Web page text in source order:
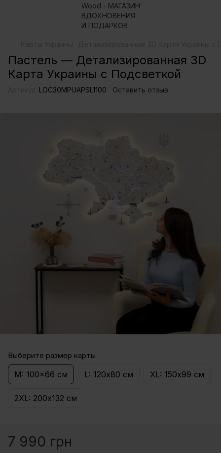
Пастель — Детализированная 3D
Карта Украины с Подсветкой
LOС30MPUAPSL1100 Оставить отзыв
Выберите размер карты
M: 100x66 см L: 120х80 см XL: 150х99 см
2XL: 200х132 см
7 990 грн